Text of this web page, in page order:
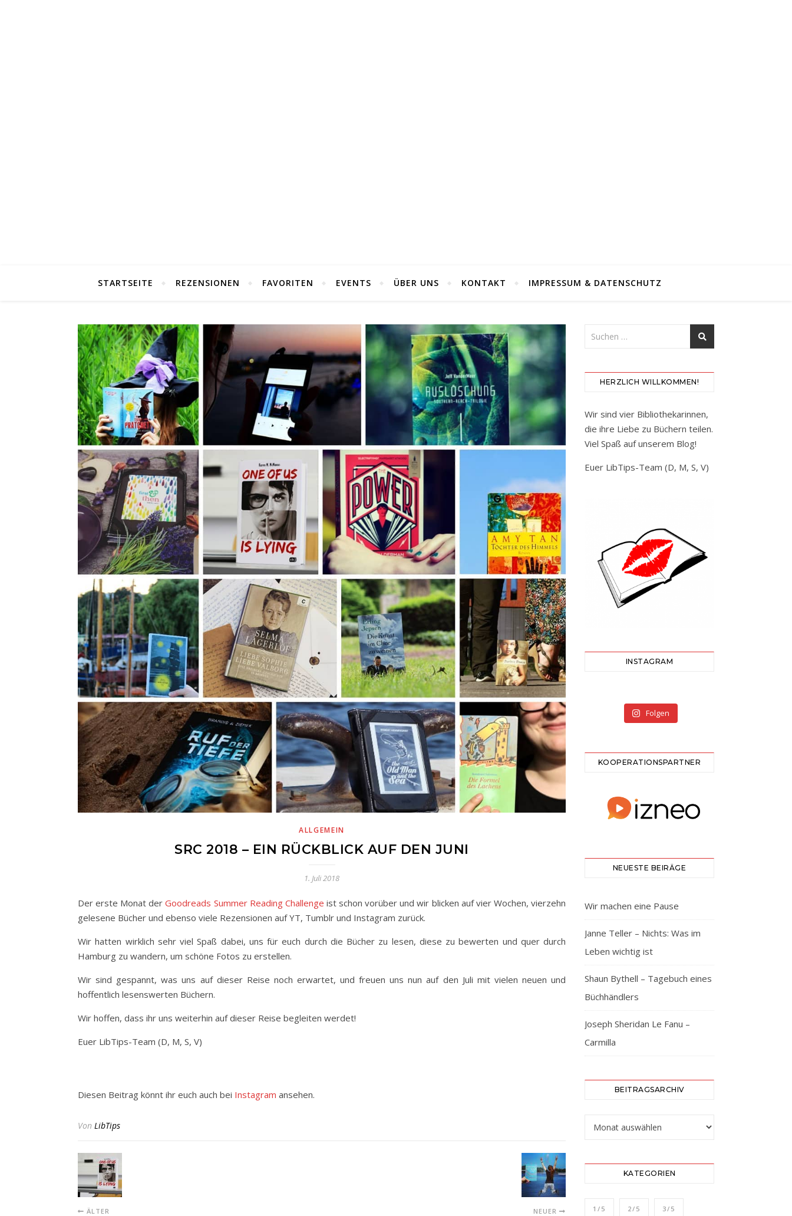
STARTSEITE REZENSIONEN FAVORITEN EVENTS ÜBER UNS KONTAKT IMPRESSUM & DATENSCHUTZ
ALLGEMEIN
SRC 2018 – EIN RÜCKBLICK AUF DEN JUNI
1. Juli 2018
Der erste Monat derGoodreads Summer Reading Challenge ist schon vorüber und wir blicken auf vier Wochen, vierzehn
gelesene Bücher und ebenso viele Rezensionen auf YT, Tumblr und Instagram zurück.
Wir hatten wirklich sehr viel Spaß dabei, uns für euch durch die Bücher zu lesen, diese zu bewerten und quer durch
Hamburg zu wandern, um schöne Fotos zu erstellen.
Wir sind gespannt, was uns auf dieser Reise noch erwartet, und freuen uns nun auf den Juli mit vielen neuen und
hoffentlich lesenswerten Büchern.
Wir hoffen, dass ihr uns weiterhin auf dieser Reise begleiten werdet!
Euer LibTips-Team (D, M, S, V)
Diesen Beitrag könnt ihr euch auch bei Instagram ansehen.
Von LibTips
ÄLTER NEUER
HERZLICH WILLKOMMEN!
Wir sind vier Bibliothekarinnen,
die ihre Liebe zu Büchern teilen.
Viel Spaß auf unserem Blog!
Euer LibTips-Team (D, M, S, V)
INSTAGRAM
Folgen
KOOPERATIONSPARTNER
NEUESTE BEIRÄGE
Wir machen eine Pause
Janne Teller – Nichts: Was im
Leben wichtig ist
Shaun Bythell – Tagebuch eines
Büchhändlers
Joseph Sheridan Le Fanu –
Carmilla
BEITRAGSARCHIV
KATEGORIEN
1/5 2/5 3/5